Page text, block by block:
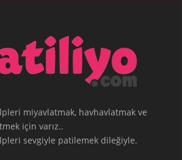
miyavlatmak, havhavlatmak ve
için varız..
sevgiyle patilemek dileğiyle.